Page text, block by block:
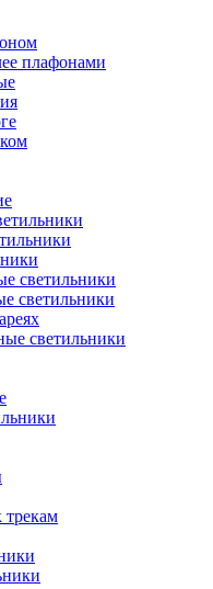
плафонами
светильники
светильники
светильники